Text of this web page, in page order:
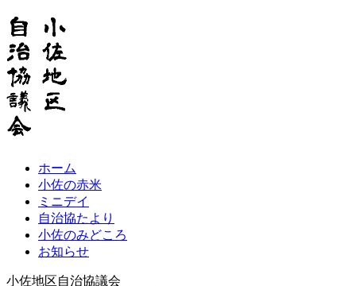
ホーム
小佐の赤米
ミニデイ
自治協たより
小佐のみどころ
お知らせ
小佐地区自治協議会